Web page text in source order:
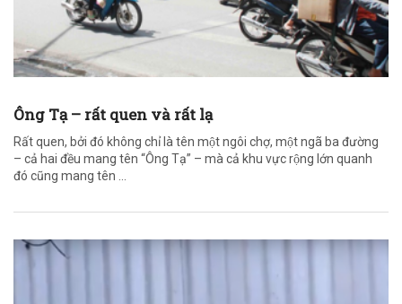
Ông Tạ – rất quen và rất lạ
Rất quen, bởi đó không chỉ là tên một ngôi chợ, một ngã ba đường
– cả hai đều mang tên “Ông Tạ” – mà cả khu vực rộng lớn quanh
đó cũng mang tên ...